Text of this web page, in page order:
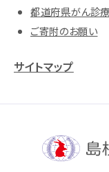
都道府県がん診
ご寄附のお願い
サイトマップ